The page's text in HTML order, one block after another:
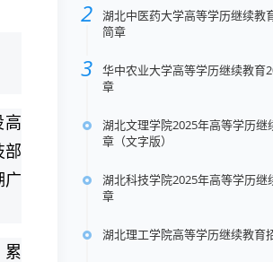
高
部
广
累
湖北中医药大学高等学历继续教
简章
华中农业大学高等学历继续教育
章
湖北文理学院2025年高等学历继
章（文字版）
湖北科技学院2025年高等学历继
章
湖北理工学院高等学历继续教育